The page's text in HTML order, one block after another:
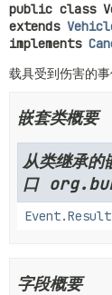
public class
extends
implements
载具受到伤害的
嵌套类概要
从类继承
口
Event.Result
字段概要